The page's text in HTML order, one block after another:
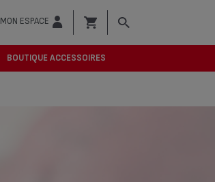
MON ESPACE
BOUTIQUE ACCESSOIRES